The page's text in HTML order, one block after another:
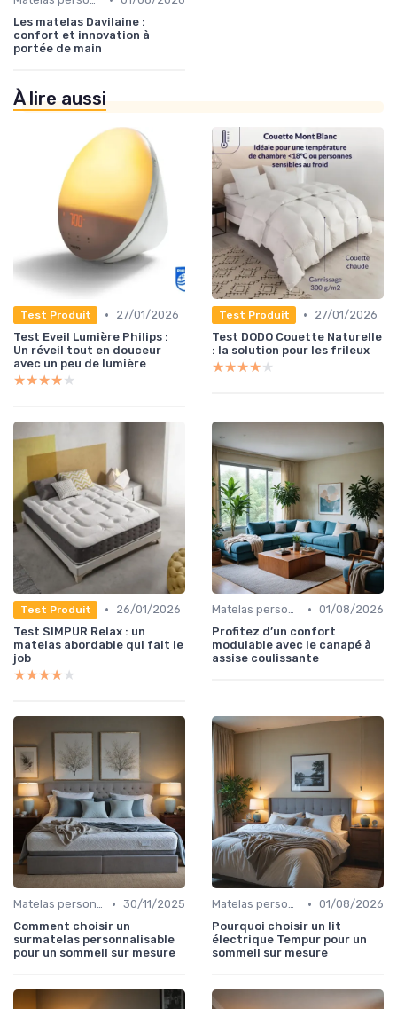
Les matelas Davilaine :
confort et innovation à
portée de main
À lire aussi
Test Produit •
27/01/2026
Test Eveil Lumière Philips :
Un réveil tout en douceur
avec un peu de lumière
★★★★★
★★★★★
Test Produit •
27/01/2026
Test DODO Couette Naturelle
: la solution pour les frileux
★★★★★
★★★★★
Test Produit •
26/01/2026
Test SIMPUR Relax : un
matelas abordable qui fait le
job
★★★★★
★★★★★
Matelas personnalisables • 01/08/2026
Profitez d’un confort
modulable avec le canapé à
assise coulissante
Matelas personnalisables • 30/11/2025
Comment choisir un
surmatelas personnalisable
pour un sommeil sur mesure
Matelas personnalisables • 01/08/2026
Pourquoi choisir un lit
électrique Tempur pour un
sommeil sur mesure